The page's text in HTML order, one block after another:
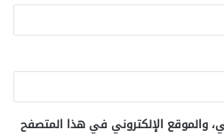
والموقع الإلكتروني في هذا المتصفح